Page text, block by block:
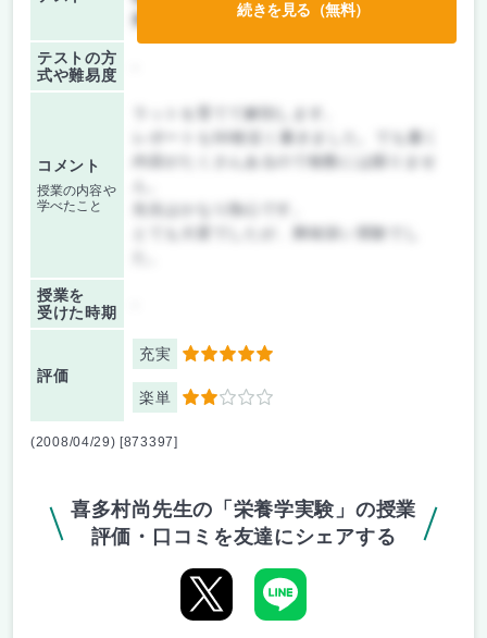
教科書ノート持ち込み可
テストの方
式や難易度
コメント
授業の内容や
学べたこと
ラットを育てて解剖します。
レポートも50枚近く書きました。でも書く
内容がたくさんあるので枚数には困りませ
先生はかなり熱心です。
授業を
受けた時期
評価
充実 5
楽単 2
続きを見る（無料）
(2008/04/29) [873397]
喜多村尚先生の「栄養学実験」の授業
評価・口コミを友達にシェアする